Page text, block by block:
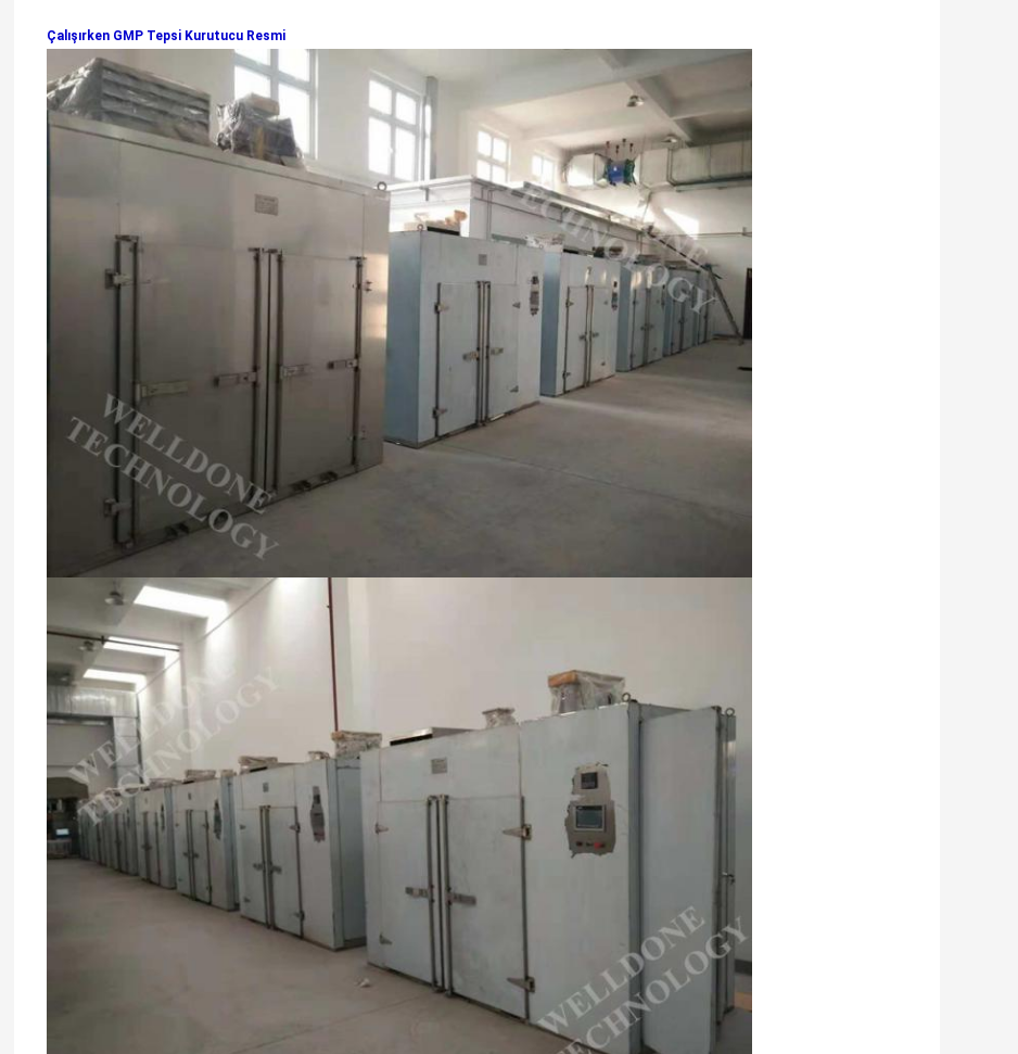
Çalışırken GMP Tepsi Kurutucu Resmi